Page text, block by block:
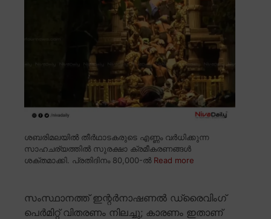
ശബരിമലയിൽ തീർഥാടകരുടെ എണ്ണം വർധിക്കുന്ന
സാഹചര്യത്തിൽ സുരക്ഷാ ക്രമീകരണങ്ങൾ
ശക്തമാക്കി. പ്രതിദിനം 80,000-ൽ Read more
സംസ്ഥാനത്ത് ഇന്റർനാഷണൽ ഡ്രൈവിംഗ്
പെർമിറ്റ് വിതരണം നിലച്ചു; കാരണം ഇതാണ്